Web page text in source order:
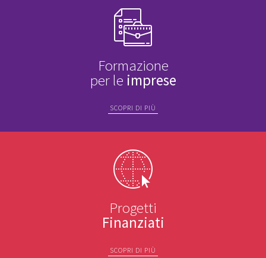
Formazione
per le imprese
SCOPRI DI PIÙ
Progetti
Finanziati
SCOPRI DI PIÙ